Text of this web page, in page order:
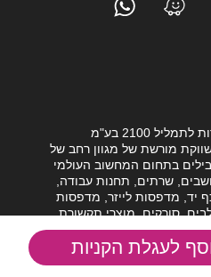
2100 בע"מ
מורשת של מגוון רחב של
בתחום המחשוב העולמי
שרתים, תחנות עבודה,
יד, מדפסות לייזר, מדפסות
סורקים, מוצרי תקשורת,
נלווה מגוון לעולם המחשבים.